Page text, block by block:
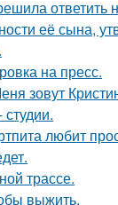
ответить
её сына,
на пресс.
зовут
любит
трассе.
выжить.